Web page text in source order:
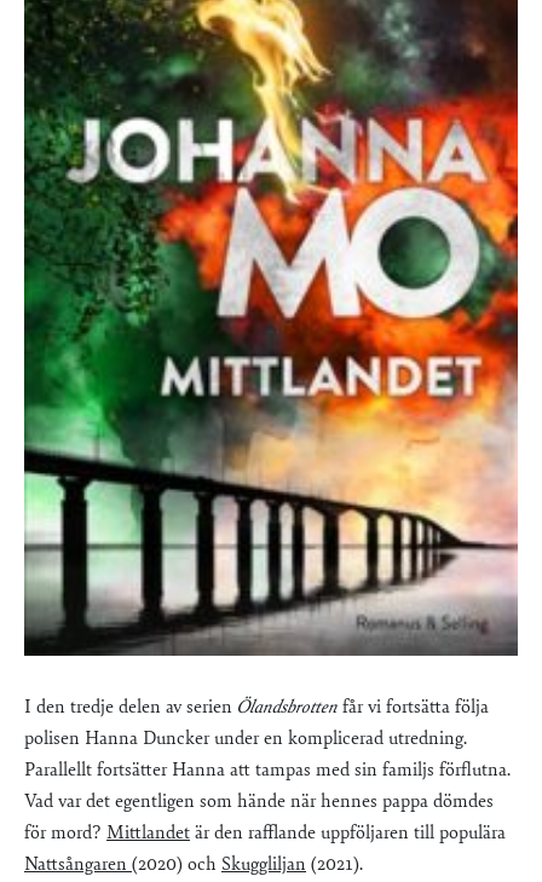
I den tredje delen av serien Ölandsbrotten får vi fortsätta följa
polisen Hanna Duncker under en komplicerad utredning.
Parallellt fortsätter Hanna att tampas med sin familjs förflutna.
Vad var det egentligen som hände när hennes pappa dömdes
för mord? Mittlandet är den rafflande uppföljaren till populära
Nattsångaren (2020) och Skuggliljan (2021).